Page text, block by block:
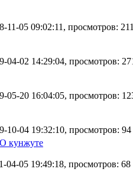
11-05 09:02:11, просмотров:
04-02 14:29:04, просмотров:
05-20 16:04:05, просмотров:
10-04 19:32:10, просмотров: 94
кунжуте
04-05 19:49:18, просмотров: 68